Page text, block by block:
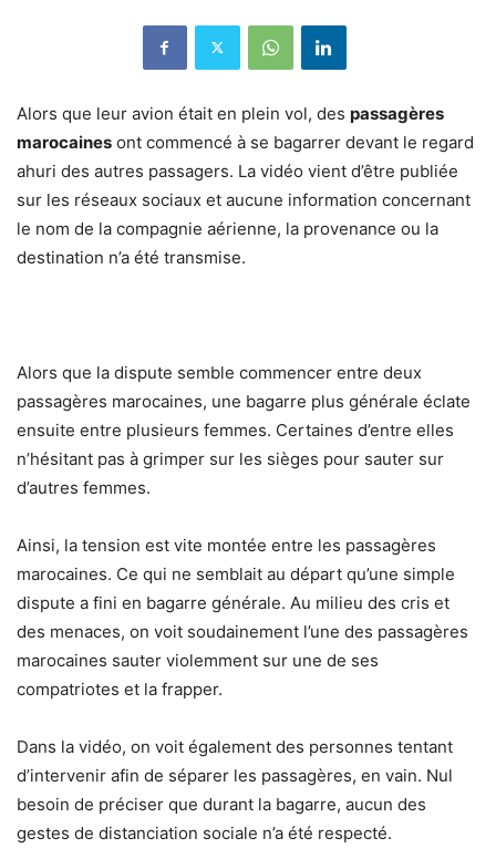
Alors que leur avion était en plein vol, des passagères
marocaines ont commencé à se bagarrer devant le regard
ahuri des autres passagers. La vidéo vient d’être publiée
sur les réseaux sociaux et aucune information concernant
le nom de la compagnie aérienne, la provenance ou la
destination n’a été transmise.
Alors que la dispute semble commencer entre deux
passagères marocaines, une bagarre plus générale éclate
ensuite entre plusieurs femmes. Certaines d’entre elles
n’hésitant pas à grimper sur les sièges pour sauter sur
d’autres femmes.
Ainsi, la tension est vite montée entre les passagères
marocaines. Ce qui ne semblait au départ qu’une simple
dispute a fini en bagarre générale. Au milieu des cris et
des menaces, on voit soudainement l’une des passagères
marocaines sauter violemment sur une de ses
compatriotes et la frapper.
Dans la vidéo, on voit également des personnes tentant
d’intervenir afin de séparer les passagères, en vain. Nul
besoin de préciser que durant la bagarre, aucun des
gestes de distanciation sociale n’a été respecté.